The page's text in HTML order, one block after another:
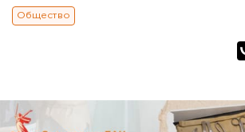
Общество